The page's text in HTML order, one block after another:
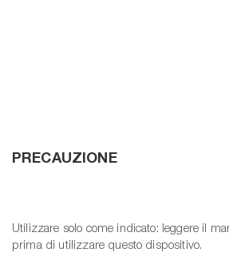
PRECAUZIONE
Utilizzare solo come indicato: leggere il
prima di utilizzare questo dispositivo.